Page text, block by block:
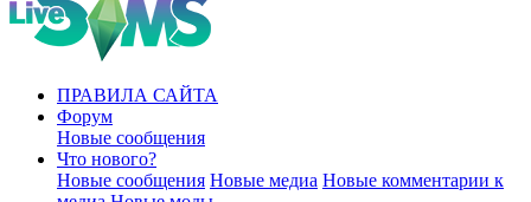
ПРАВИЛА САЙТА
Форум
Новые сообщения
Что нового?
Новые сообщения Новые медиа Новые комментарии к